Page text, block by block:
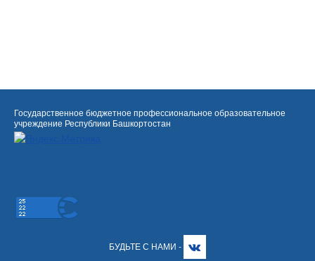
Государственное бюджетное профессиональное образовательное
учреждение Республики Башкортостан
БУДЬТЕ С НАМИ -